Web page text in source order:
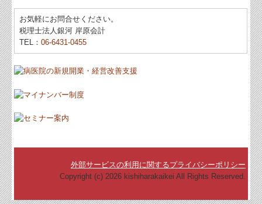
採用情報
お問合せ
FX4クラウド
社会福祉法人の皆様へ
補助金・助成金・融資情報
関与先向け融資商品ご紹介
経営者お役立ち情報
お気軽にお問合せください。
税理士法人銀河 岸原会計
TEL：06-6431-0455
外部サービスの利用に関するプライバシーポリシー
Copyright (c) 2026 kishiharakaikei All Rights Reserved.